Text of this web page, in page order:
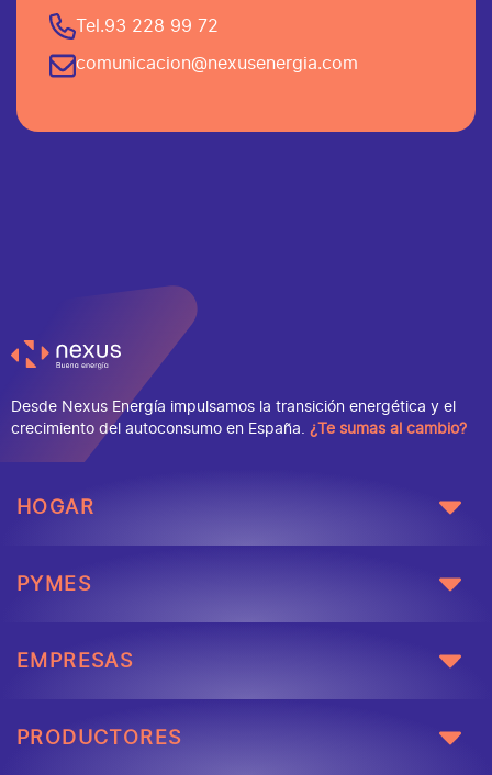
Tel.93 228 99 72
comunicacion@nexusenergia.com
Desde Nexus Energía impulsamos la transición energética y el
crecimiento del autoconsumo en España. ¿Te sumas al cambio?
HOGAR
PYMES
EMPRESAS
PRODUCTORES